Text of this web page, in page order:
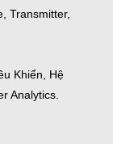
Transmitter,
Khiển, Hệ
Analytics.